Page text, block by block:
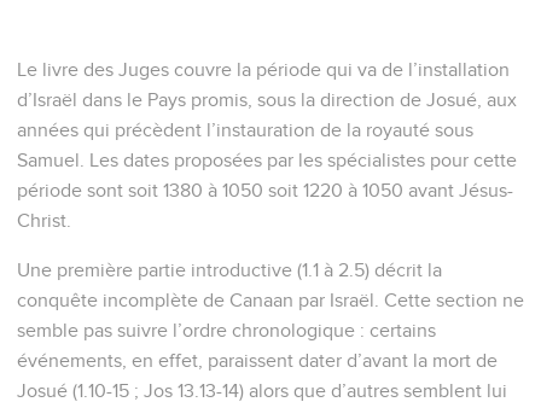
Le livre des Juges couvre la période qui va de l’installation
d’Israël dans le Pays promis, sous la direction de Josué, aux
années qui précèdent l’instauration de la royauté sous
Samuel. Les dates proposées par les spécialistes pour cette
période sont soit 1380 à 1050 soit 1220 à 1050 avant Jésus-
Christ.
Une première partie introductive (1.1 à 2.5) décrit la
conquête incomplète de Canaan par Israël. Cette section ne
semble pas suivre l’ordre chronologique : certains
événements, en effet, paraissent dater d’avant la mort de
Josué (1.10-15 ; Jos 13.13-14) alors que d’autres semblent lui